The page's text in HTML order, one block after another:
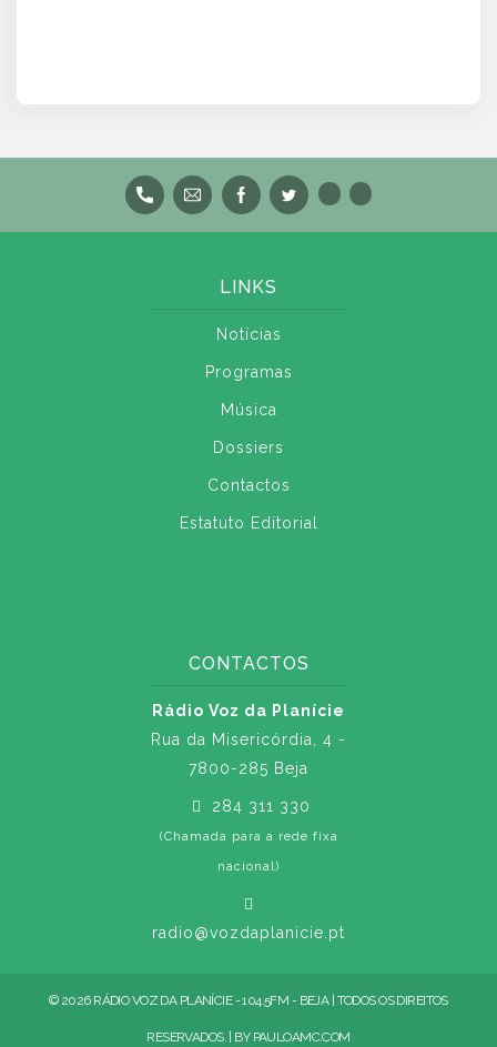
LINKS
Notícias
Programas
Música
Dossiers
Contactos
Estatuto Editorial
CONTACTOS
Rádio Voz da Planície
Rua da Misericórdia, 4 -
7800-285 Beja
284 311 330
(Chamada para a rede fixa
nacional)
radio@vozdaplanicie.pt
© 2026 RÁDIO VOZ DA PLANÍCIE - 104.5FM - BEJA | TODOS OS DIREITOS
RESERVADOS. | BY PAULOAMC.COM